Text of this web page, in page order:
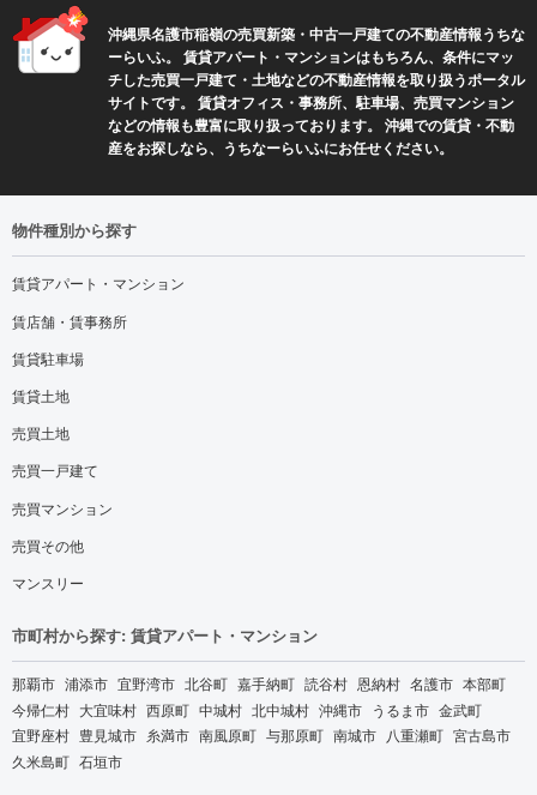
沖縄県名護市稲嶺の売買新築・中古一戸建ての不動産情報うちな
ーらいふ。 賃貸アパート・マンションはもちろん、条件にマッ
チした売買一戸建て・土地などの不動産情報を取り扱うポータル
サイトです。 賃貸オフィス・事務所、駐車場、売買マンション
などの情報も豊富に取り扱っております。 沖縄での賃貸・不動
産をお探しなら、うちなーらいふにお任せください。
物件種別から探す
賃貸アパート・マンション
賃店舗・賃事務所
賃貸駐車場
賃貸土地
売買土地
売買一戸建て
売買マンション
売買その他
マンスリー
市町村から探す: 賃貸アパート・マンション
那覇市 浦添市 宜野湾市 北谷町 嘉手納町 読谷村 恩納村 名護市 本部町
今帰仁村 大宜味村 西原町 中城村 北中城村 沖縄市 うるま市 金武町
宜野座村 豊見城市 糸満市 南風原町 与那原町 南城市 八重瀬町 宮古島市
久米島町 石垣市